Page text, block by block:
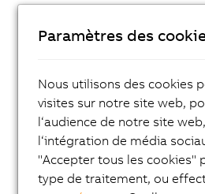
ACOPOSremote
Variable frequency drives
8LS-4 synchronous motors
8MS-4 synchronous motors
ACOPOSmotor Compact
Paramètres des
Nous utilisons des cookies
visites sur notre site web,
l‘audience de notre site
l‘intégration de média
"Accepter tous les cookies"
type de traitement, ou